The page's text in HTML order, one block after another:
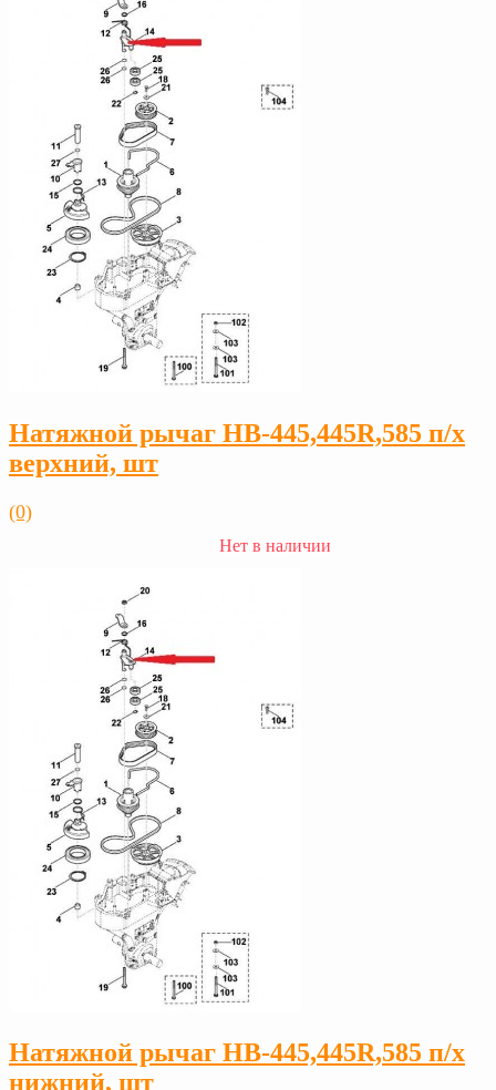
Натяжной рычаг HB-445,445R,585 п/х
верхний, шт
(0)
Нет в наличии
Натяжной рычаг HB-445,445R,585 п/х
нижний, шт